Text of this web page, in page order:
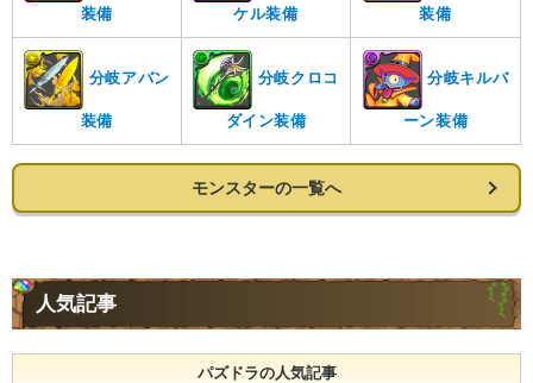
装備 ケル装備 装備
分岐アバン
装備
分岐クロコ
ダイン装備
分岐キルバ
ーン装備
モンスターの一覧へ
人気記事
パズドラの人気記事